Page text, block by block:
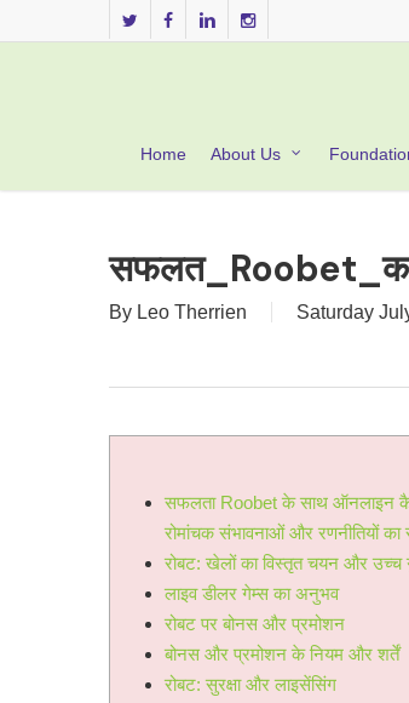
to
twitter facebooklinkedininstagram
Home About Us
By Leo Therrien Saturday
सफलता Roobet के साथ ऑनलाइन
रोमांचक संभावनाओं और रणनीतियों
रोबट: खेलों का विस्तृत चयन और उच्च
लाइव डीलर गेम्स का अनुभव
रोबट पर बोनस और प्रमोशन
बोनस और प्रमोशन के नियम और शर्तें
रोबट: सुरक्षा और लाइसेंसिंग